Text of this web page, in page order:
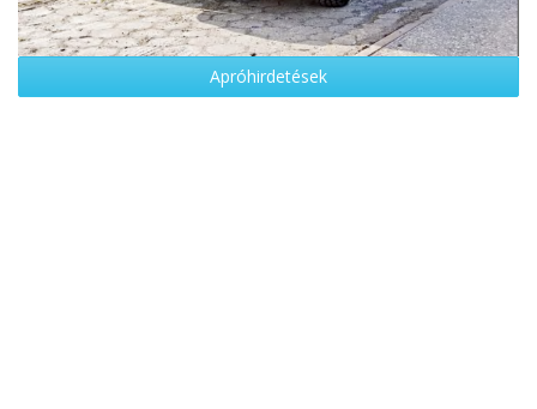
Apróhirdetések